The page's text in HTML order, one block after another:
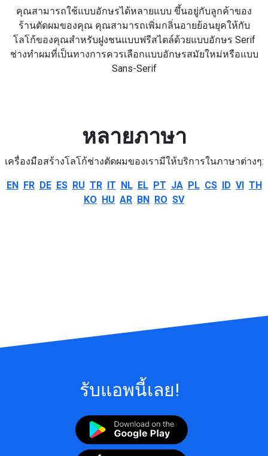
คุณสามารถใช้แบบอักษรได้หลายแบบ ขึ้นอยู่กับลูกค้าของ
ร้านตัดผมของคุณ คุณสามารถเพิ่มกลิ่นอายย้อนยุคให้กับ
โลโก้ของคุณสำหรับฝูงชนแบบฟรีสไตล์ด้วยแบบอักษร Serif
ช่างทำผมที่เป็นทางการควรเลือกแบบอักษรสมัยใหม่หรือแบบ
Sans-Serif
หลายภาษา
เครื่องมือสร้างโลโก้ช่างตัดผมของเรามีให้บริการในภาษาต่างๆ:
EN FR DE ES RU TR IT NL EL PT JA PL CS ID VI TH
KO HU AR BN RO SV
รับแอพนี้เลย!